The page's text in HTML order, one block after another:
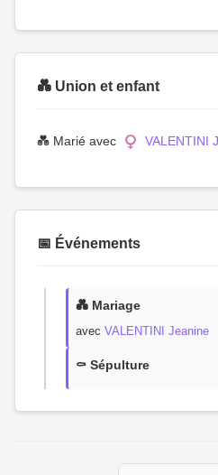
💑 Union et enfant
💑 Marié avec VALENTINI
📅 Événements
💑 Mariage
avec VALENTINI Jeanine
⚰️ Sépulture